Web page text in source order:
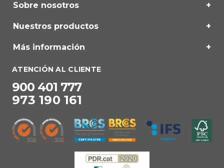
Sobre nosotros
Nuestros productos
Más información
ATENCIÓN AL CLIENTE
900 401 777
973 190 161